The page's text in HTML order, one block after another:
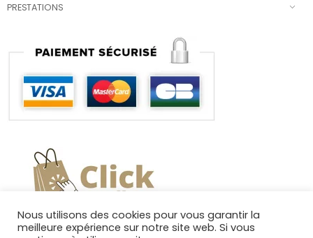
PRESTATIONS
Nous utilisons des cookies pour vous garantir la
meilleure expérience sur notre site web. Si vous